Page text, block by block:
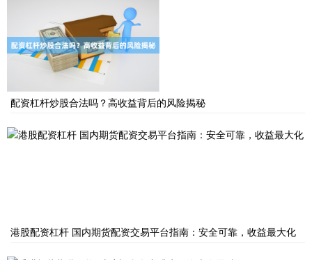
配资杠杆炒股合法吗？高收益背后的风险揭秘
港股配资杠杆 国内期货配资交易平台指南：安全可靠，收益最大化